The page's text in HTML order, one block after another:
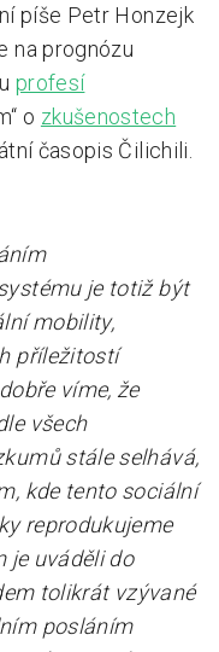
píše Petr Honzejk
na prognózu
profesí
o zkušenostech
časopis Čilichili.
je totiž být
mobility,
příležitostí
víme, že
všech
stále selhává,
kde tento sociální
reprodukujeme
je uváděli do
tolikrát vzývané
posláním